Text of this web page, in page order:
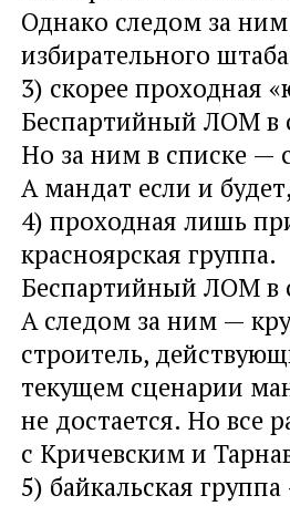
Однако следом за
избирательного
3) скорее проходная
Беспартийный ЛОМ в
Но за ним в списке —
А мандат если и
4) проходная лишь
красноярская группа.
Беспартийный ЛОМ в
А следом за ним —
строитель,
текущем сценарии
не достается. Но все
с Кричевским и
5) байкальская